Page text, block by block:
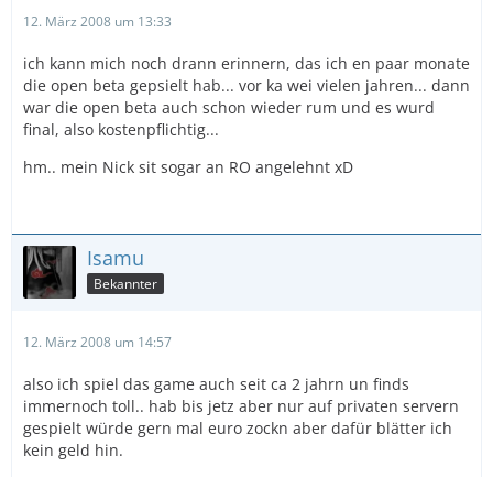
12. März 2008 um 13:33
ich kann mich noch drann erinnern, das ich en paar monate
die open beta gepsielt hab... vor ka wei vielen jahren... dann
war die open beta auch schon wieder rum und es wurd
final, also kostenpflichtig...
hm.. mein Nick sit sogar an RO angelehnt xD
Isamu
Bekannter
12. März 2008 um 14:57
also ich spiel das game auch seit ca 2 jahrn un finds
immernoch toll.. hab bis jetz aber nur auf privaten servern
gespielt würde gern mal euro zockn aber dafür blätter ich
kein geld hin.